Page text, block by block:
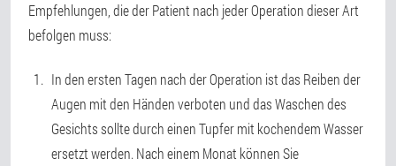
Empfehlungen, die der Patient nach jeder Operation dieser Art
befolgen muss:
In den ersten Tagen nach der Operation ist das Reiben der
Augen mit den Händen verboten und das Waschen des
Gesichts sollte durch einen Tupfer mit kochendem Wasser
ersetzt werden. Nach einem Monat können Sie